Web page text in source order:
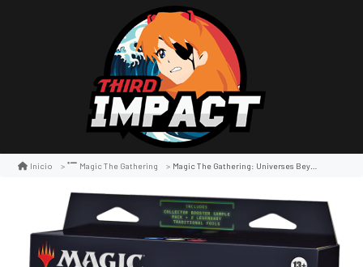
Inicio Magic The Gathering Magic The Gathering: Universes Beyond Fallout Commander Deck